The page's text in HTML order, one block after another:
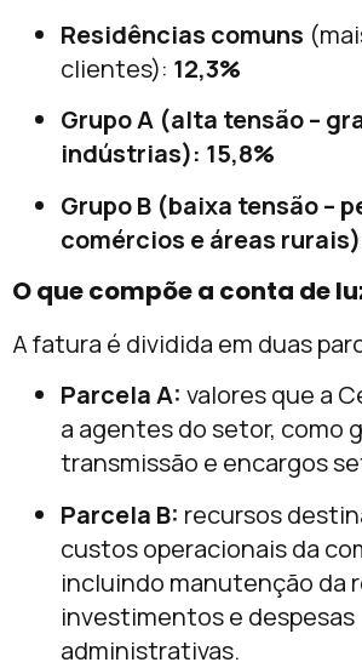
Residências comuns
clientes): 12,3%
Grupo A (alta tensão –
indústrias): 15,8%
Grupo B (baixa tensão –
comércios e áreas
O que compõe a conta de
A fatura é dividida em duas
Parcela A: valores que a
a agentes do setor, como
transmissão e encargos
Parcela B: recursos
custos operacionais da
incluindo manutenção da
investimentos e despesas
administrativas.